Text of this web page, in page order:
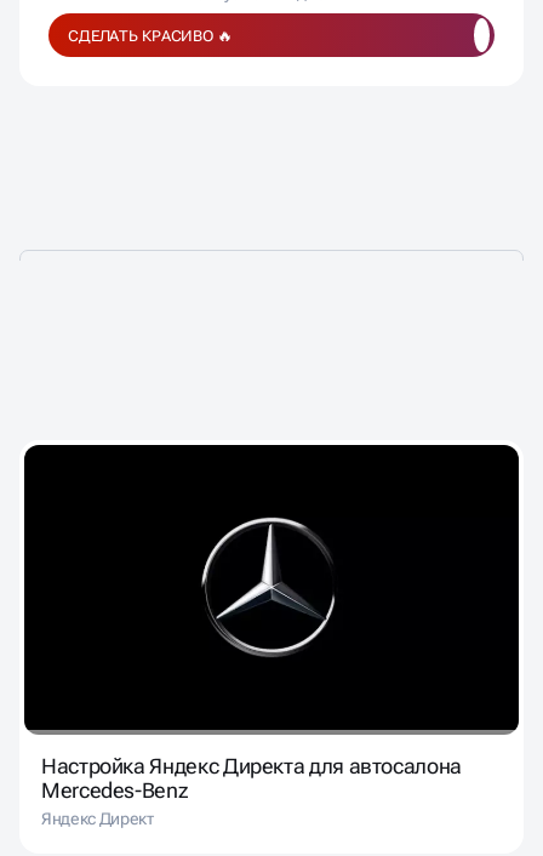
СДЕЛАТЬ КРАСИВО 🔥
Настройка Яндекс Директа для автосалона
Mercedes-Benz
Яндекс Директ